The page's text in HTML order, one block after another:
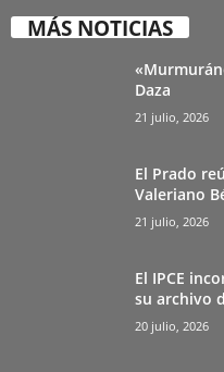
MÁS NOTICIAS
Daza
21 julio, 2026
El Prado
Valeriano
21 julio, 2026
El IPCE
su archivo
20 julio, 2026